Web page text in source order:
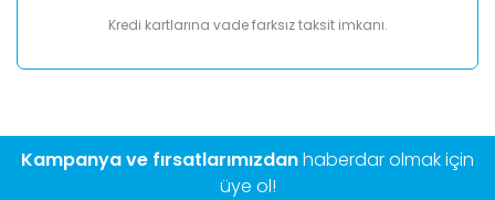
Kredi kartlarına vade farksız taksit imkanı.
Kampanya ve fırsatlarımızdanhaberdar olmak için
üye ol!